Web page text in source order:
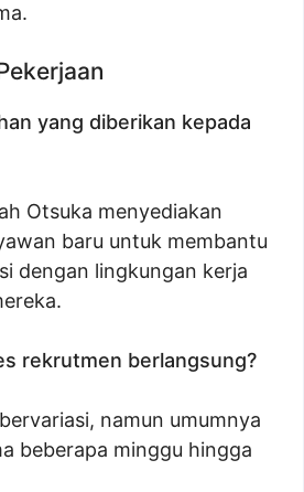
yang diberikan kepada
Otsuka menyediakan
baru untuk membantu
dengan lingkungan kerja
rekrutmen berlangsung?
namun umumnya
beberapa minggu hingga